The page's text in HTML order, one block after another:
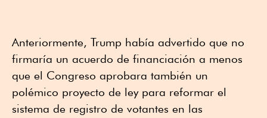
Anteriormente, Trump había advertido que no
firmaría un acuerdo de financiación a menos
que el Congreso aprobara también un
polémico proyecto de ley para reformar el
sistema de registro de votantes en las